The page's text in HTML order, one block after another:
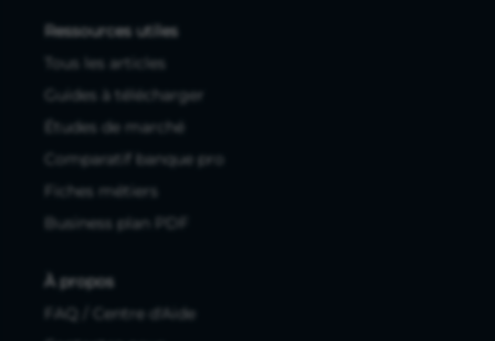
Ressources utiles
Tous les articles
Guides à télécharger
Études de marché
Comparatif banque pro
Fiches métiers
Business plan PDF
À propos
FAQ / Centre d'Aide